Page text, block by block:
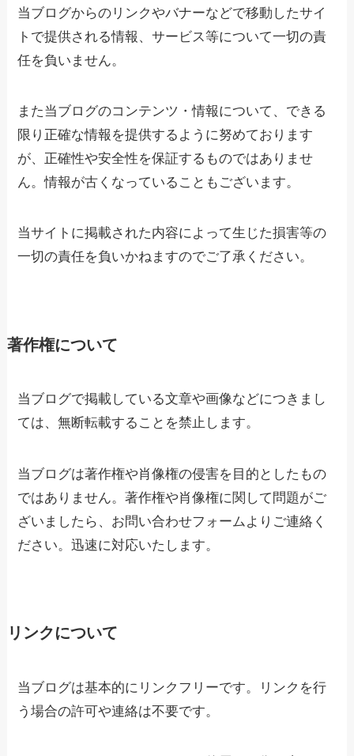
当ブログからのリンクやバナーなどで移動したサイ
トで提供される情報、サービス等について一切の責
任を負いません。
また当ブログのコンテンツ・情報について、できる
限り正確な情報を提供するように努めております
が、正確性や安全性を保証するものではありませ
ん。情報が古くなっていることもございます。
当サイトに掲載された内容によって生じた損害等の
一切の責任を負いかねますのでご了承ください。
著作権について
当ブログで掲載している文章や画像などにつきまし
ては、無断転載することを禁止します。
当ブログは著作権や肖像権の侵害を目的としたもの
ではありません。著作権や肖像権に関して問題がご
ざいましたら、お問い合わせフォームよりご連絡く
ださい。迅速に対応いたします。
リンクについて
当ブログは基本的にリンクフリーです。リンクを行
う場合の許可や連絡は不要です。